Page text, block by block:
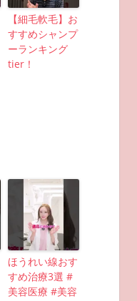
【細毛軟毛】お
すすめシャンプ
ーランキング
tier！
ほうれい線おす
すめ治療3選 #
美容医療 #美容